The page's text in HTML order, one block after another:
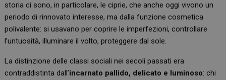
storia ci sono, in particolare, le ciprie, che anche oggi vivono un
periodo di rinnovato interesse, ma dalla funzione cosmetica
polivalente: si usavano per coprire le imperfezioni, controllare
l’untuosità, illuminare il volto, proteggere dal sole.
La distinzione delle classi sociali nei secoli passati era
contraddistinta dall’incarnato pallido, delicato e luminoso: chi